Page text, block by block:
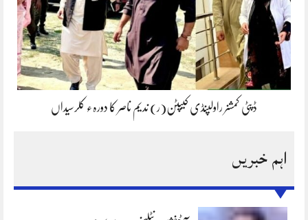
ڈپٹی کمشنر راولپنڈی کیپٹن(ر) ندیم ناصر کا دورہء کلرسیداں
اہم خبریں